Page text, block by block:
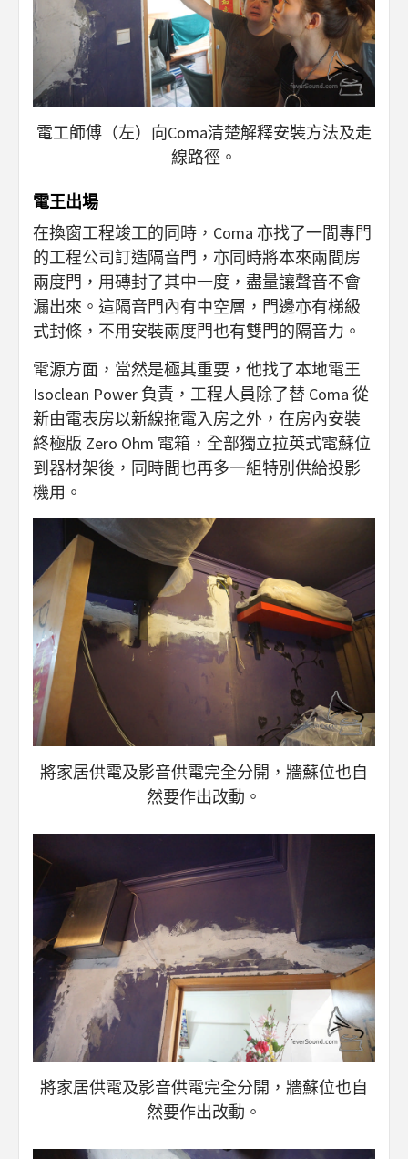
電工師傅（左）向Coma清楚解釋安裝方法及走
線路徑。
電王出場
在換窗工程竣工的同時，Coma 亦找了一間專門
的工程公司訂造隔音門，亦同時將本來兩間房
兩度門，用磚封了其中一度，盡量讓聲音不會
漏出來。這隔音門內有中空層，門邊亦有梯級
式封條，不用安裝兩度門也有雙門的隔音力。
電源方面，當然是極其重要，他找了本地電王
Isoclean Power 負責，工程人員除了替 Coma 從
新由電表房以新線拖電入房之外，在房內安裝
終極版 Zero Ohm 電箱，全部獨立拉英式電蘇位
到器材架後，同時間也再多一組特別供給投影
機用。
將家居供電及影音供電完全分開，牆蘇位也自
然要作出改動。
將家居供電及影音供電完全分開，牆蘇位也自
然要作出改動。